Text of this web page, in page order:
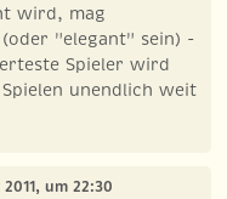
wird, mag
"elegant" sein) -
Spieler wird
unendlich weit
um 22:30